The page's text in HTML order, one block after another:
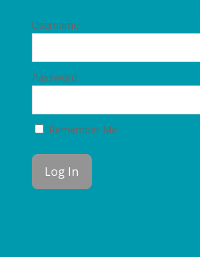
Username
Password
Remember Me